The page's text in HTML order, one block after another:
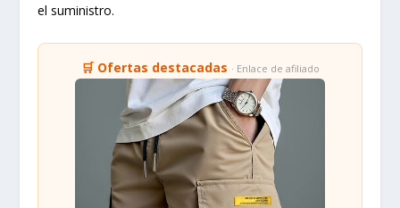
el suministro.
🛒 Ofertas destacadas · Enlace de afiliado